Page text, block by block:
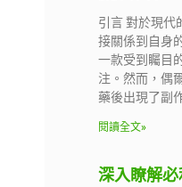
引言 對於現代
接關係到自身
一款受到矚目
注。然而，偶
藥後出現了副
閱讀全文»
深入瞭解